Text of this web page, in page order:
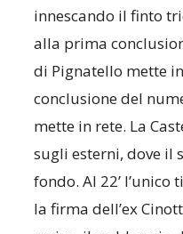
innescando il finto
alla prima
di Pignatello mette
conclusione del
mette in rete. La
sugli esterni, dove il
fondo. Al 22’
la firma dell’ex